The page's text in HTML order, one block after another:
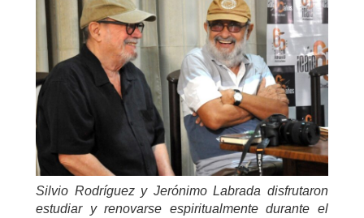
Silvio Rodríguez y Jerónimo Labrada disfrutaron
estudiar y renovarse espiritualmente durante el